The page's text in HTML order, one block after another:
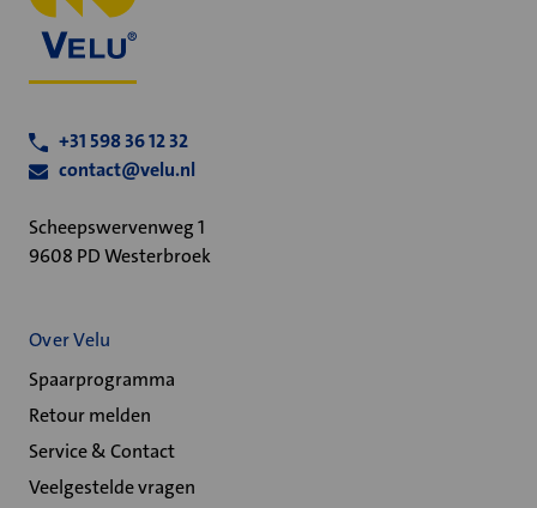
+31 598 36 12 32
contact@velu.nl
Scheepswervenweg 1
9608 PD Westerbroek
Over Velu
Spaarprogramma
Retour melden
Service & Contact
Veelgestelde vragen